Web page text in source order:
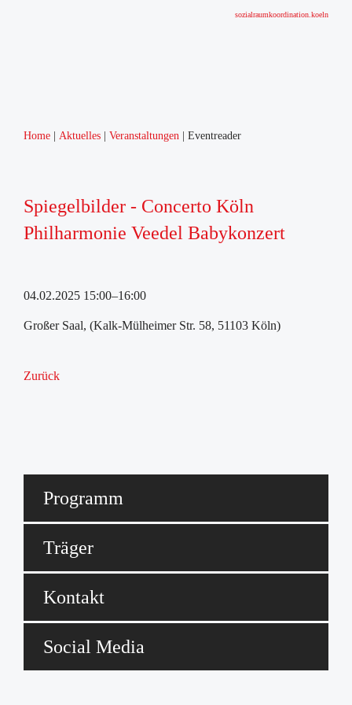
sozialraumkoordination.koeln
Home Aktuelles Veranstaltungen Eventreader
Spiegelbilder - Concerto Köln
Philharmonie Veedel Babykonzert
04.02.2025 15:00–16:00
Großer Saal, (Kalk-Mülheimer Str. 58, 51103 Köln)
Zurück
Programm
Träger
Kontakt
Social Media